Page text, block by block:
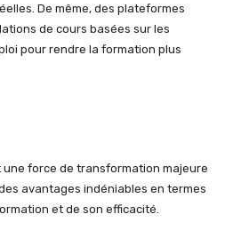
De même, des plateformes
de cours basées sur les
pour rendre la formation plus
une force de transformation majeure
avantages indéniables en termes
et de son efficacité.